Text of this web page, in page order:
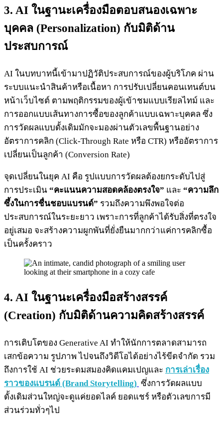
3. AI ในฐานะเครื่องมือตอบสนองเฉพาะ
บุคคล (Personalization) กับมิติด้าน
ประสบการณ์
AI ในบทบาทนี้เข้ามาปฏิวัติประสบการณ์ของผู้บริโภค ผ่าน
ระบบแนะนำสินค้าหรือเนื้อหา การปรับเปลี่ยนคอนเทนต์บน
หน้าเว็บไซต์ ตามพฤติกรรมของผู้เข้าชมแบบเรียลไทม์ และ
การออกแบบเส้นทางการซื้อของลูกค้าแบบเฉพาะบุคคล ซึ่ง
การวัดผลแบบดั้งเดิมมักจะมองผ่านตัวเลขพื้นฐานอย่าง
อัตราการคลิก (Click-Through Rate หรือ CTR) หรืออัตราการ
เปลี่ยนเป็นลูกค้า (Conversion Rate)
จุดเปลี่ยนในยุค AI คือ รูปแบบการวัดผลต้องยกระดับไปสู่
การประเมิน “คะแนนความสอดคล้องตรงใจ” และ “ความลึก
ซึ้งในการชื่นชอบแบรนด์” รวมถึงความพึงพอใจต่อ
ประสบการณ์ในระยะยาว เพราะการที่ลูกค้าได้รับสิ่งที่ตรงใจ
อยู่เสมอ จะสร้างความผูกพันที่ยั่งยืนมากกว่าแค่การคลิกซื้อ
เป็นครั้งคราว
4. AI ในฐานะเครื่องมือสร้างสรรค์
(Creation) กับมิติด้านความคิดสร้างสรรค์
การเติบโตของ Generative AI ทำให้นักการตลาดสามารถ
เสกข้อความ รูปภาพ ไปจนถึงวิดีโอได้อย่างไร้ขีดจำกัด รวม
ถึงการใช้ AI ช่วยระดมสมองคิดแคมเปญและ การเล่าเรื่อง
ราวของแบรนด์ (Brand Storytelling) ซึ่งการวัดผลแบบ
ดั้งเดิมส่วนใหญ่จะดูแค่ยอดไลค์ ยอดแชร์ หรือตัวเลขการมี
ส่วนร่วมทั่วๆไป